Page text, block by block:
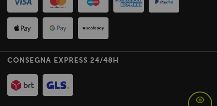
CONSEGNA EXPRESS 24/48H